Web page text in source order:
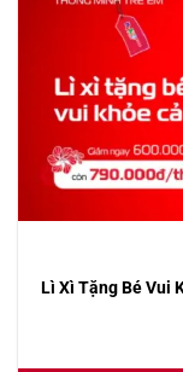
Lì Xì Tặng Bé Vui